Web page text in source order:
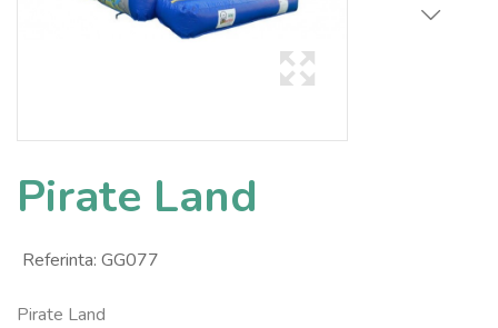
Pirate Land
Referinta: GG077
Pirate Land